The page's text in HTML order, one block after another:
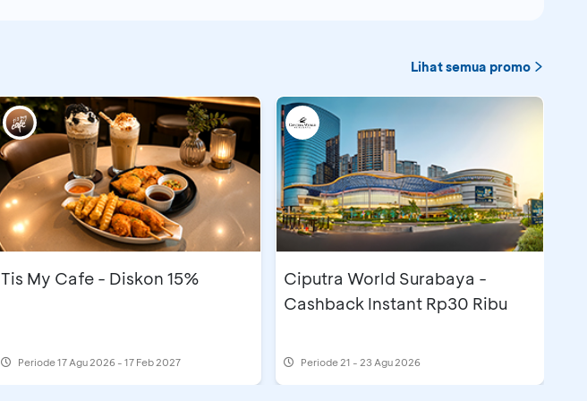
Lihat semua promo
Tis My Cafe - Diskon 15%
Periode17 Agu 2026 - 17 Feb 2027
Ciputra World Surabaya -
Cashback Instant Rp30 Ribu
Periode21 - 23 Agu 2026